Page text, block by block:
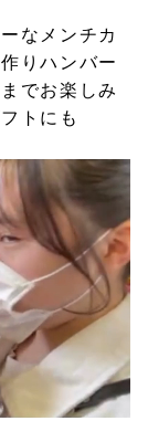
なメンチカ
りハンバー
でお楽しみ
トにも